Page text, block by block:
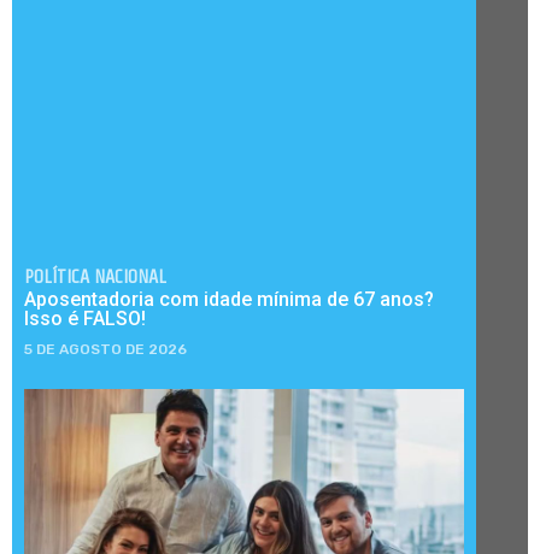
POLÍTICA NACIONAL
Aposentadoria com idade mínima de 67 anos?
Isso é FALSO!
5 DE AGOSTO DE 2026